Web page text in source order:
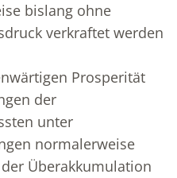
bislang ohne
verkraftet werden
Prosperität
der
unter
normalerweise
Überakkumulation